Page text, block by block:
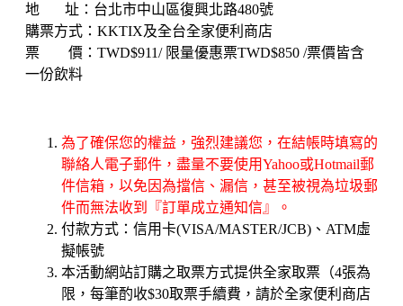
地 址：台北市中山區復興北路480號
購票方式：KKTIX及全台全家便利商店
票 價：TWD$911/ 限量優惠票TWD$850 /票價皆含
一份飲料
為了確保您的權益，強烈建議您，在結帳時填寫的
聯絡人電子郵件，盡量不要使用Yahoo或Hotmail郵
件信箱，以免因為擋信、漏信，甚至被視為垃圾郵
件而無法收到『訂單成立通知信』。
付款方式：信用卡(VISA/MASTER/JCB)、ATM虛
擬帳號
本活動網站訂購之取票方式提供全家取票（4張為
限，每筆酌收$30取票手續費，請於全家便利商店